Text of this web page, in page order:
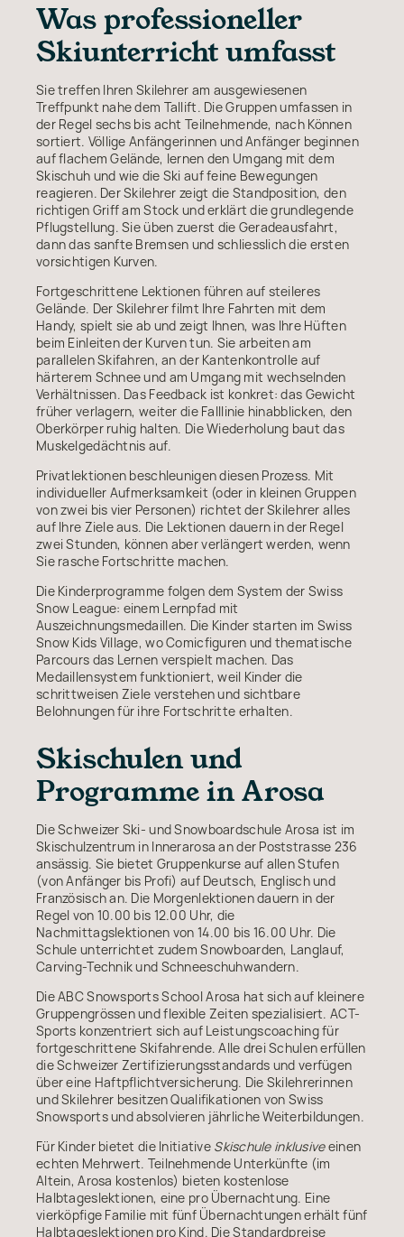
Was professioneller
Skiunterricht umfasst
Sie treffen Ihren Skilehrer am ausgewiesenen
Treffpunkt nahe dem Tallift. Die Gruppen umfassen in
der Regel sechs bis acht Teilnehmende, nach Können
sortiert. Völlige Anfängerinnen und Anfänger beginnen
auf flachem Gelände, lernen den Umgang mit dem
Skischuh und wie die Ski auf feine Bewegungen
reagieren. Der Skilehrer zeigt die Standposition, den
richtigen Griff am Stock und erklärt die grundlegende
Pflugstellung. Sie üben zuerst die Geradeausfahrt,
dann das sanfte Bremsen und schliesslich die ersten
vorsichtigen Kurven.
Fortgeschrittene Lektionen führen auf steileres
Gelände. Der Skilehrer filmt Ihre Fahrten mit dem
Handy, spielt sie ab und zeigt Ihnen, was Ihre Hüften
beim Einleiten der Kurven tun. Sie arbeiten am
parallelen Skifahren, an der Kantenkontrolle auf
härterem Schnee und am Umgang mit wechselnden
Verhältnissen. Das Feedback ist konkret: das Gewicht
früher verlagern, weiter die Falllinie hinabblicken, den
Oberkörper ruhig halten. Die Wiederholung baut das
Muskelgedächtnis auf.
Privatlektionen beschleunigen diesen Prozess. Mit
individueller Aufmerksamkeit (oder in kleinen Gruppen
von zwei bis vier Personen) richtet der Skilehrer alles
auf Ihre Ziele aus. Die Lektionen dauern in der Regel
zwei Stunden, können aber verlängert werden, wenn
Sie rasche Fortschritte machen.
Die Kinderprogramme folgen dem System der Swiss
Snow League: einem Lernpfad mit
Auszeichnungsmedaillen. Die Kinder starten im Swiss
Snow Kids Village, wo Comicfiguren und thematische
Parcours das Lernen verspielt machen. Das
Medaillensystem funktioniert, weil Kinder die
schrittweisen Ziele verstehen und sichtbare
Belohnungen für ihre Fortschritte erhalten.
Skischulen und
Programme in Arosa
Die Schweizer Ski- und Snowboardschule Arosa ist im
Skischulzentrum in Innerarosa an der Poststrasse 236
ansässig. Sie bietet Gruppenkurse auf allen Stufen
(von Anfänger bis Profi) auf Deutsch, Englisch und
Französisch an. Die Morgenlektionen dauern in der
Regel von 10.00 bis 12.00 Uhr, die
Nachmittagslektionen von 14.00 bis 16.00 Uhr. Die
Schule unterrichtet zudem Snowboarden, Langlauf,
Carving-Technik und Schneeschuhwandern.
Die ABC Snowsports School Arosa hat sich auf kleinere
Gruppengrössen und flexible Zeiten spezialisiert. ACT-
Sports konzentriert sich auf Leistungscoaching für
fortgeschrittene Skifahrende. Alle drei Schulen erfüllen
die Schweizer Zertifizierungsstandards und verfügen
über eine Haftpflichtversicherung. Die Skilehrerinnen
und Skilehrer besitzen Qualifikationen von Swiss
Snowsports und absolvieren jährliche Weiterbildungen.
Für Kinder bietet die Initiative Skischule inklusiveeinen
echten Mehrwert. Teilnehmende Unterkünfte (im
Altein, Arosa kostenlos) bieten kostenlose
Halbtageslektionen, eine pro Übernachtung. Eine
vierköpfige Familie mit fünf Übernachtungen erhält fünf
Halbtageslektionen pro Kind. Die Standardpreise